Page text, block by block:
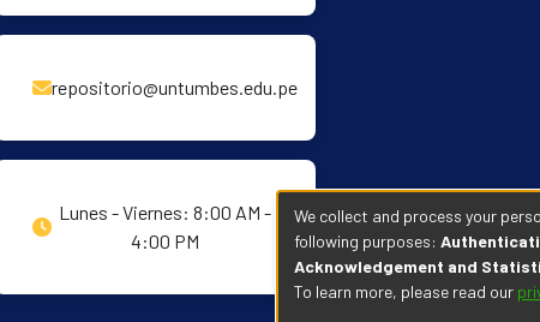
repositorio@untumbes.edu.pe
Lunes - Viernes: 8:00 AM -
4:00 PM
We collect and process your
following purposes:
Acknowledgement and
To learn more, please read our